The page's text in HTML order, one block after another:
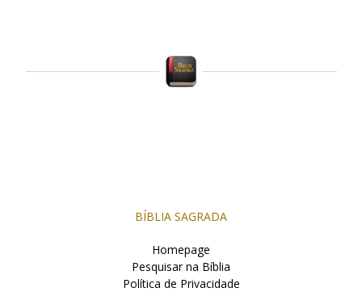
BÍBLIA SAGRADA
Homepage
Pesquisar na Bíblia
Política de Privacidade